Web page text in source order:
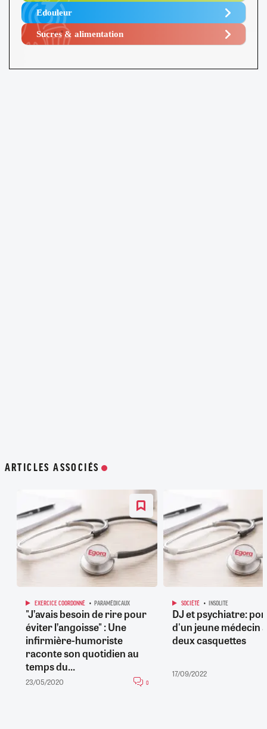
Edouleur​
Sucres & alimentation​
ARTICLES ASSOCIÉS
EXERCICE COORDONNÉ PARAMÉDICAUX
"J’avais besoin de rire pour
éviter l’angoisse" : Une
infirmière-humoriste
raconte son quotidien au
temps du...
23/05/2020 0
SOCIÉTÉ INSOLITE
DJ et psychiatre:
d'un jeune médecin
deux casquettes
17/09/2022